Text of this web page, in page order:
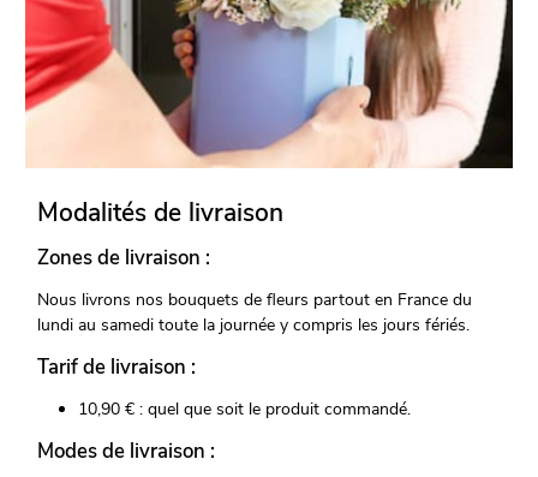
Modalités de livraison
Zones de livraison :
Nous livrons nos bouquets de fleurs partout en France du
lundi au samedi toute la journée y compris les jours fériés.
Tarif de livraison :
10,90 € : quel que soit le produit commandé.
Modes de livraison :